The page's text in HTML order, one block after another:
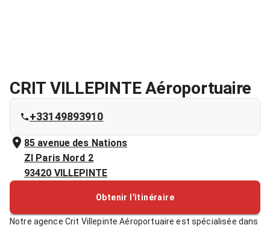
CRIT VILLEPINTE Aéroportuaire
+33149893910
85 avenue des Nations
ZI Paris Nord 2
93420 VILLEPINTE
Obtenir l'itinéraire
Notre agence Crit Villepinte Aéroportuaire est spécialisée dans